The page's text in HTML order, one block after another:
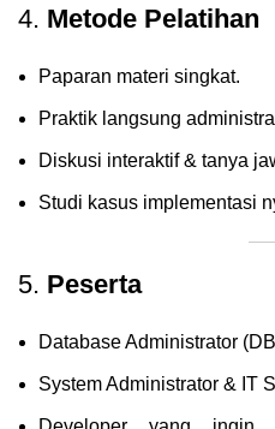
4. Metode Pelatihan
Paparan materi singkat.
Praktik langsung
Diskusi interaktif & tanya
Studi kasus implementasi
5. Peserta
Database Administrator
System Administrator & IT